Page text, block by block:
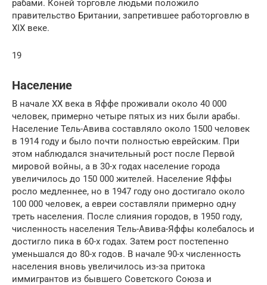
рабами. Коней торговле людьми положило
правительство Британии, запретившее работорговлю в
XIX веке.
19
Население
В начале XX века в Яффе проживали около 40 000
человек, примерно четыре пятых из них были арабы.
Население Тель-Авива составляло около 1500 человек
в 1914 году и было почти полностью еврейским. При
этом наблюдался значительный рост после Первой
мировой войны, а в 30-х годах население города
увеличилось до 150 000 жителей. Население Яффы
росло медленнее, но в 1947 году оно достигало около
100 000 человек, а евреи составляли примерно одну
треть населения. После слияния городов, в 1950 году,
численность населения Тель-Авива-Яффы колебалось и
достигло пика в 60-х годах. Затем рост постепенно
уменьшался до 80-х годов. В начале 90-х численность
населения вновь увеличилось из-за притока
иммигрантов из бывшего Советского Союза и